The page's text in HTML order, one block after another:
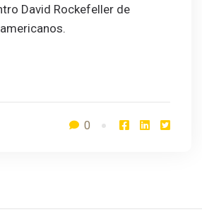
David Rockefeller de
0